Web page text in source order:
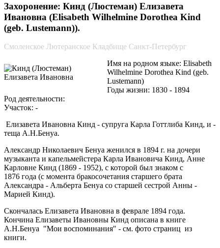
Захоронение: Кинд (Люстеман) Елизавета
Ивановна (Elisabeth Wilhelmine Dorothea Kind
(geb. Lustemann)).
Смоленское Лютеранское Кладбище Санкт-Петербург
Имя на родном языке: Elisabeth
Wilhelmine Dorothea Kind (geb.
Lustemann)
Годы жизни: 1830 - 1894
Род деятельности:
Участок: -
Елизавета Ивановна Кинд - супруга Карла Готтлиба Кинд, и -
теща А.Н.Бенуа.
Александр Николаевич Бенуа женился в 1894 г. на дочери
музыканта и капельмейстера Карла Ивановича Кинд, Анне
Карловне Кинд (1869 - 1952), с которой был знаком с
1876 года (с момента бракосочетания старшего брата
Александра - Альберта Бенуа со старшей сестрой Анны -
Марией Кинд).
Скончалась Елизавета Ивановна в феврале 1894 года.
Кончина Елизаветы Ивановны Кинд описана в книге
А.Н.Бенуа "Мои воспоминания" - см. фото страниц из
книги.